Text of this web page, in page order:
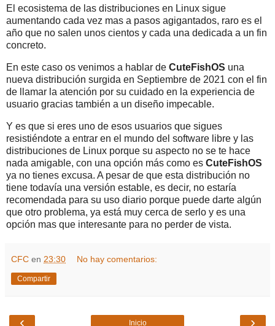
El ecosistema de las distribuciones en Linux sigue
aumentando cada vez mas a pasos agigantados, raro es el
año que no salen unos cientos y cada una dedicada a un fin
concreto.
En este caso os venimos a hablar de CuteFishOS una
nueva distribución surgida en Septiembre de 2021 con el fin
de llamar la atención por su cuidado en la experiencia de
usuario gracias también a un diseño impecable.
Y es que si eres uno de esos usuarios que sigues
resistiéndote a entrar en el mundo del software libre y las
distribuciones de Linux porque su aspecto no se te hace
nada amigable, con una opción más como es CuteFishOS
ya no tienes excusa. A pesar de que esta distribución no
tiene todavía una versión estable, es decir, no estaría
recomendada para su uso diario porque puede darte algún
que otro problema, ya está muy cerca de serlo y es una
opción mas que interesante para no perder de vista.
CFC en 23:30 No hay comentarios:
Compartir
‹ ›
Inicio